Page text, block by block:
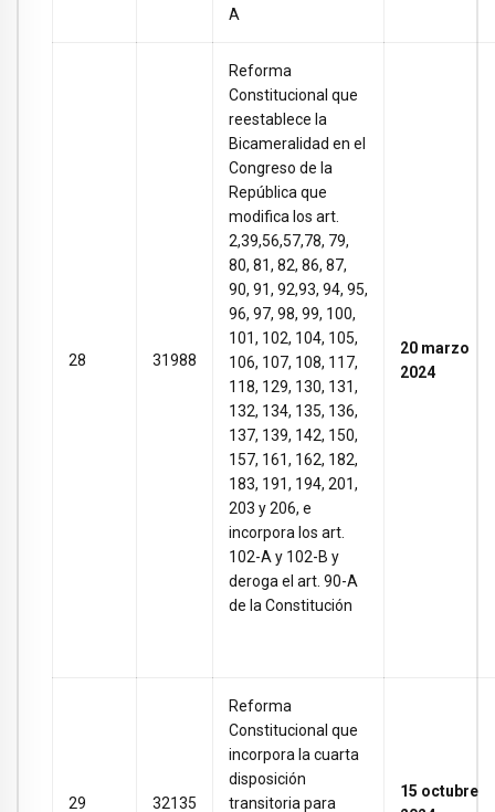
A
28 31988
Reforma
Constitucional que
reestablece la
Bicameralidad en el
Congreso de la
República que
modifica los art.
2,39,56,57,78, 79,
80, 81, 82, 86, 87,
90, 91, 92,93, 94, 95,
96, 97, 98, 99, 100,
101, 102, 104, 105,
106, 107, 108, 117,
118, 129, 130, 131,
132, 134, 135, 136,
137, 139, 142, 150,
157, 161, 162, 182,
183, 191, 194, 201,
203 y 206, e
incorpora los art.
102-A y 102-B y
deroga el art. 90-A
de la Constitución
20 marzo
2024
29 32135
Reforma
Constitucional que
incorpora la cuarta
disposición
transitoria para
15 octubre